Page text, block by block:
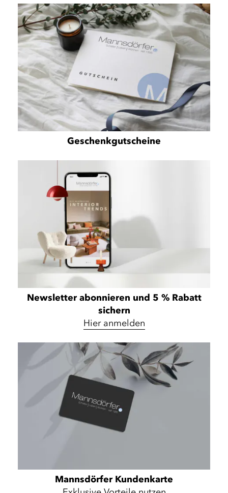
Geschenkgutscheine
Newsletter abonnieren und 5 % Rabatt
sichern
Hier anmelden
Mannsdörfer Kundenkarte